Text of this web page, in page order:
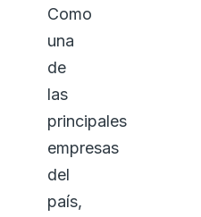
Como
una
de
las
principales
empresas
del
país,